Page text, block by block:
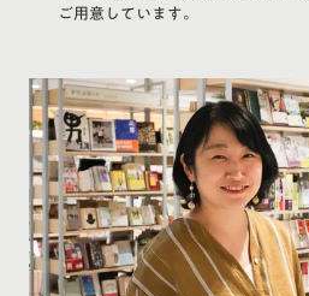
ご用意しています。